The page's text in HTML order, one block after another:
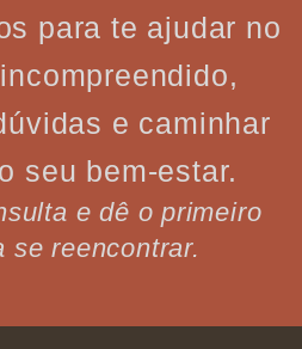
para te ajudar no
e caminhar
seu bem-estar.
e dê o primeiro
se reencontrar.